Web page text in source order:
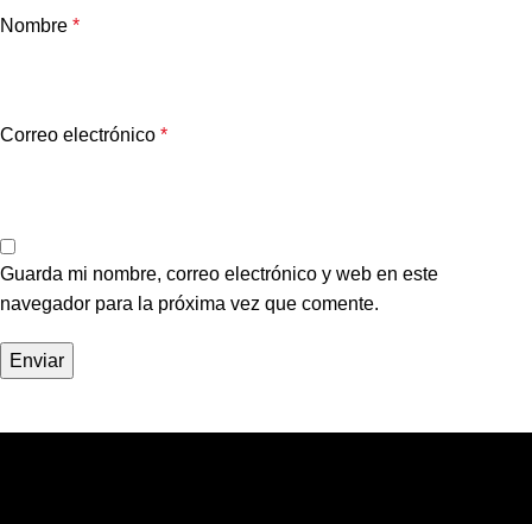
Nombre *
Correo electrónico *
Guarda mi nombre, correo electrónico y web en este
navegador para la próxima vez que comente.